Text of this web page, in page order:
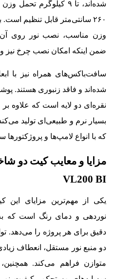
۲۶۰ سانتی‌متر قابل تنظیم
وزن مناسب، نصب نور روی
ضمن اینکه امکان نصب چرخ نیز
شده‌اند و فاقد زنبوری هستند.
نقره‌ای دو لایه است که علاوه
بسیار نرم و طبیعی‌ای تولید
که با انواع لامپ‌ها و
مزایا و معایب کیت دو
VL200 BI
یکی از مهم‌ترین مزایای این
نوردهی و دمای رنگ است که
دقیق برای هر پروژه را می‌دهد.
دو منبع نور مستقل، انعطاف
متوازن فراهم می‌کند.